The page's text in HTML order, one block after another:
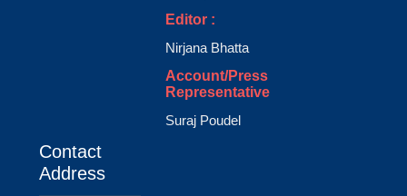
Editor :
Nirjana Bhatta
Account/Press
Representative
Suraj Poudel
Contact
Address